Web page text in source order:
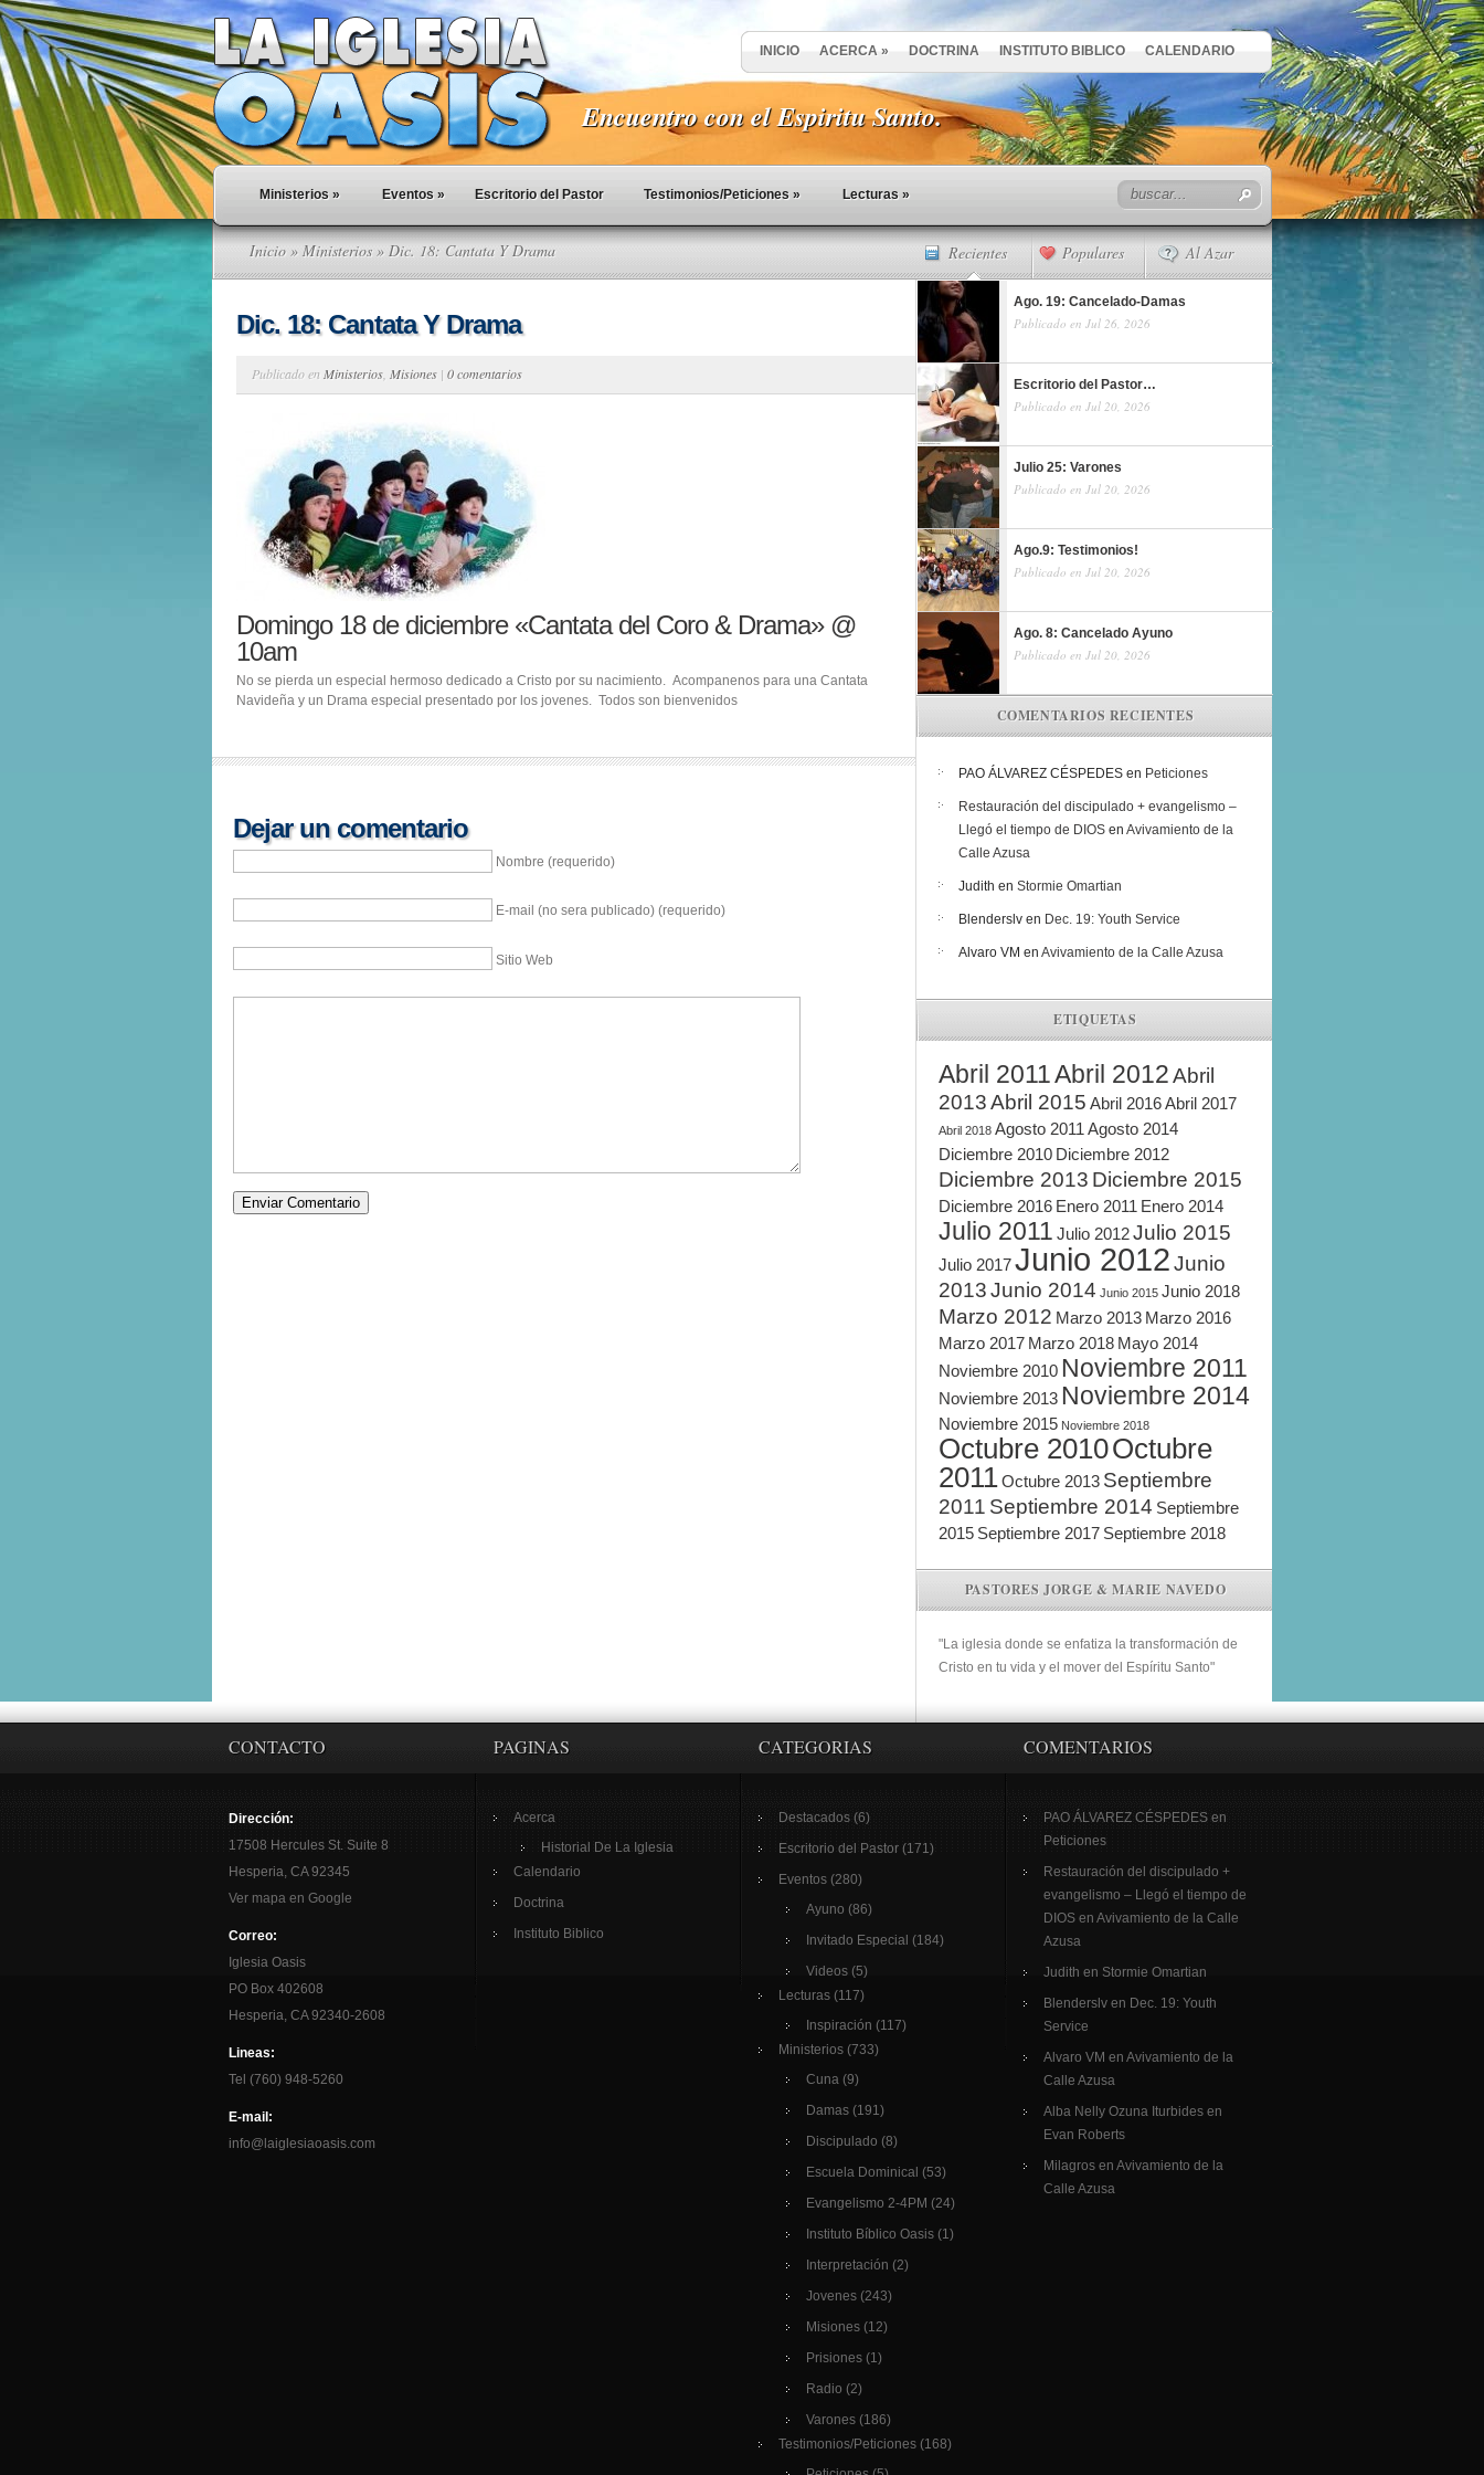
INICIO ACERCA » DOCTRINA INSTITUTO BIBLICO CALENDARIO
Encuentro con el Espiritu Santo.
Ministerios » Eventos » Escritorio del Pastor Testimonios/Peticiones » Lecturas »
Inicio » Ministerios» Dic. 18: Cantata Y Drama
Dic. 18: Cantata Y Drama
Publicado en Ministerios Misiones | 0 comentarios
Domingo 18 de diciembre «Cantata del Coro & Drama» @
10am
No se pierda un especial hermoso dedicado a Cristo por su nacimiento. Acompanenos para una Cantata
Navideña y un Drama especial presentado por los jovenes. Todos son bienvenidos
Dejar un comentario
Nombre (requerido)
E-mail (no sera publicado) (requerido)
Sitio Web
Recientes Populares Al Azar
Ago. 19: Cancelado-Damas
Publicado en Jul 26, 2026
Escritorio del Pastor…
Publicado en Jul 20, 2026
Julio 25: Varones
Publicado en Jul 20, 2026
Ago.9: Testimonios!
Publicado en Jul 20, 2026
Ago. 8: Cancelado Ayuno
Publicado en Jul 20, 2026
COMENTARIOS RECIENTES
PAO ÁLVAREZ CÉSPEDES en Peticiones
Restauración del discipulado + evangelismo –
Llegó el tiempo de DIOS en Avivamiento de la
Calle Azusa
Judith en Stormie Omartian
Blenderslv en Dec. 19: Youth Service
Alvaro VM en Avivamiento de la Calle Azusa
ETIQUETAS
Abril 2011Abril 2012Abril
2013Abril 2015 Abril 2016Abril 2017
Abril 2018 Agosto 2011 Agosto 2014
Diciembre 2010 Diciembre 2012
Diciembre 2013 Diciembre 2015
Diciembre 2016 Enero 2011 Enero 2014
Julio 2011 Julio 2012Julio 2015
Julio 2017Junio 2012Junio
2013Junio 2014 Junio 2015 Junio 2018
Marzo 2012 Marzo 2013 Marzo 2016
Marzo 2017 Marzo 2018 Mayo 2014
Noviembre 2010 Noviembre 2011
Noviembre 2013 Noviembre 2014
Noviembre 2015 Noviembre 2018
Octubre 2010Octubre
2011Octubre 2013 Septiembre
2011 Septiembre 2014 Septiembre
2015 Septiembre 2017 Septiembre 2018
PASTORES JORGE & MARIE NAVEDO
"La iglesia donde se enfatiza la transformación de
Cristo en tu vida y el mover del Espíritu Santo"
CONTACTO
Dirección:
17508 Hercules St. Suite 8
Hesperia, CA 92345
Ver mapa en Google
Correo:
Iglesia Oasis
PO Box 402608
Hesperia, CA 92340-2608
Lineas:
Tel (760) 948-5260
E-mail:
info@laiglesiaoasis.com
PAGINAS
Acerca
Historial De La Iglesia
Calendario
Doctrina
Instituto Biblico
CATEGORIAS
Destacados (6)
Escritorio del Pastor (171)
Eventos (280)
Ayuno (86)
Invitado Especial (184)
Videos (5)
Lecturas (117)
Inspiración (117)
Ministerios (733)
Cuna (9)
Damas (191)
Discipulado (8)
Escuela Dominical (53)
Evangelismo 2-4PM (24)
Instituto Bíblico Oasis (1)
Interpretación (2)
Jovenes (243)
Misiones (12)
Prisiones (1)
Radio (2)
Varones (186)
Testimonios/Peticiones (168)
COMENTARIOS
PAO ÁLVAREZ CÉSPEDES en
Peticiones
Restauración del discipulado +
evangelismo – Llegó el tiempo de
DIOS en Avivamiento de la Calle
Azusa
Judith en Stormie Omartian
Blenderslv en Dec. 19: Youth
Service
Alvaro VM en Avivamiento de la
Calle Azusa
Alba Nelly Ozuna Iturbides en
Evan Roberts
Milagros en Avivamiento de la
Calle Azusa